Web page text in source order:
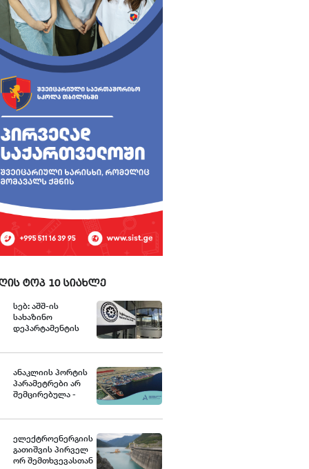
ტოპ 10 სიახლე
სებ: აშშ-ის
სახაზინო
დეპარტამენტის
კონტროლის
მიერ
სანქცირებული
პირი არ
საქართველოს
რეგულირებულ
სუბიექტს
ანაკლიის პორტის
პარამეტრები არ
შემცირებულა -
ელექტროენერგიის
გათიშვის პირველ
ორ შემთხვევასთან